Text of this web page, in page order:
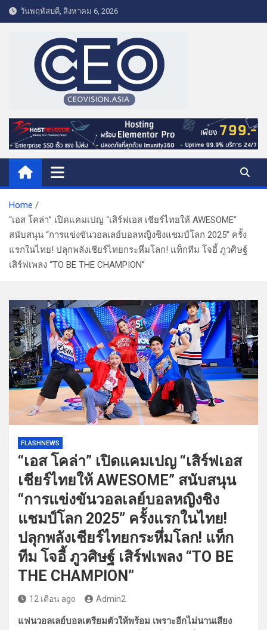
k
e
t
วันพฤหัสบดี, สิงหาคม 6, 2026
CEO VISION.ASIA
Business & Lifestyle
Home
“เอส โคล่า” เปิดแคมเปญ “เสิร์ฟเอส เชียร์ไทยให้ AWESOME”
สนับสนุน “การแข่งขันวอลเลย์บอลหญิงชิงแชมป์โลก 2025” ครั้ง
แรกในไทย! ปลุกพลังเชียร์ไทยกระหึ่มโลก! แท็กทีม โจอี้ ภูวศิษฐ์
เสิร์ฟเพลง “TO BE THE CHAMPION”
FLASHNEWS
“เอส โคล่า” เปิดแคมเปญ “เสิร์ฟเอส
เชียร์ไทยให้ AWESOME” สนับสนุน
“การแข่งขันวอลเลย์บอลหญิงชิง
แชมป์โลก 2025” ครั้งแรกในไทย!
ปลุกพลังเชียร์ไทยกระหึ่มโลก! แท็ก
ทีม โจอี้ ภูวศิษฐ์ เสิร์ฟเพลง “TO BE
THE CHAMPION”
12 เดือน ago Admin2
แฟนวอลเลย์บอลเตรียมตัวให้พร้อม เพราะอีกไม่นานเสียง